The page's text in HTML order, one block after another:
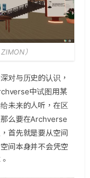
）
对与历史的认识，
中试图用某
未来的人听，在区
么要在Archverse
首先就是要从空间
间本身并不会凭空